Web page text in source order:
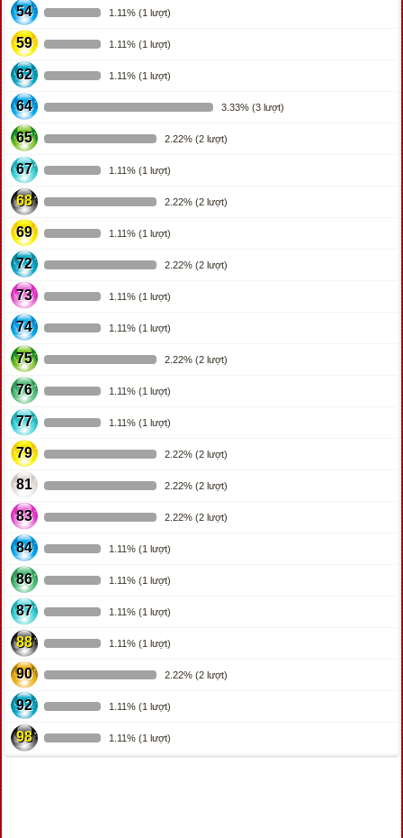
54 1.11% (1 lượt)
59 1.11% (1 lượt)
62 1.11% (1 lượt)
64 3.33% (3 lượt)
65 2.22% (2 lượt)
67 1.11% (1 lượt)
68 2.22% (2 lượt)
69 1.11% (1 lượt)
72 2.22% (2 lượt)
73 1.11% (1 lượt)
74 1.11% (1 lượt)
75 2.22% (2 lượt)
76 1.11% (1 lượt)
77 1.11% (1 lượt)
79 2.22% (2 lượt)
81 2.22% (2 lượt)
83 2.22% (2 lượt)
84 1.11% (1 lượt)
86 1.11% (1 lượt)
87 1.11% (1 lượt)
88 1.11% (1 lượt)
90 2.22% (2 lượt)
92 1.11% (1 lượt)
98 1.11% (1 lượt)